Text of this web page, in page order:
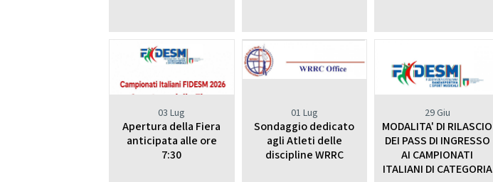
03 Lug
Apertura della Fiera
anticipata alle ore
7:30
01 Lug
Sondaggio dedicato
agli Atleti delle
discipline WRRC
29 Giu
MODALITA' DI RILASCIO
DEI PASS DI INGRESSO
AI CAMPIONATI
ITALIANI DI CATEGORIA